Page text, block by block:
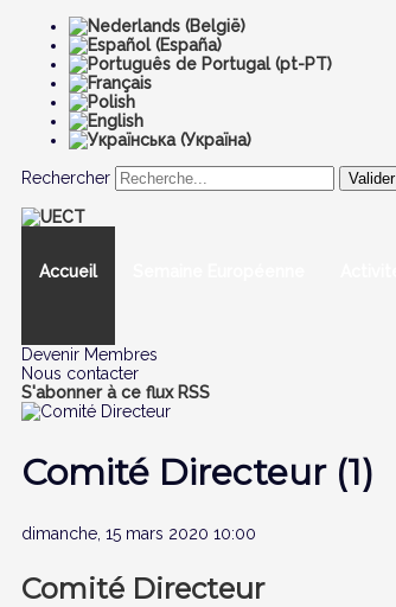
Rechercher Valider
Accueil
Devenir Membres
Nous contacter
S'abonner à ce flux RSS
Comité Directeur (1)
dimanche, 15 mars 2020 10:00
Comité Directeur